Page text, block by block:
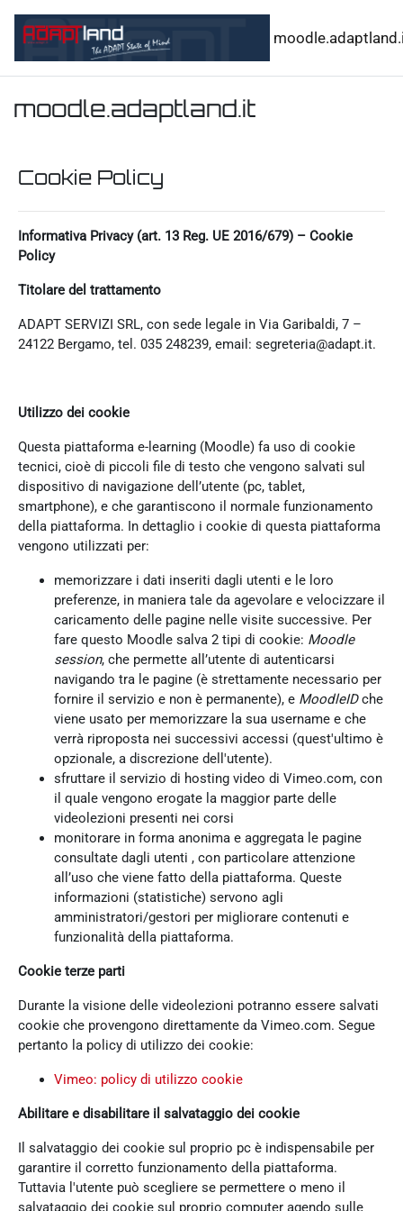
moodle.adaptland.it
Cookie Policy
Informativa Privacy (art. 13 Reg. UE 2016/679) – Cookie
Policy
Titolare del trattamento
ADAPT SERVIZI SRL, con sede legale in Via Garibaldi, 7 –
24122 Bergamo, tel. 035 248239, email: segreteria@adapt.it.
Utilizzo dei cookie
Questa piattaforma e-learning (Moodle) fa uso di cookie
tecnici, cioè di piccoli file di testo che vengono salvati sul
dispositivo di navigazione dell’utente (pc, tablet,
smartphone), e che garantiscono il normale funzionamento
della piattaforma. In dettaglio i cookie di questa piattaforma
vengono utilizzati per:
memorizzare i dati inseriti dagli utenti e le loro
preferenze, in maniera tale da agevolare e velocizzare il
caricamento delle pagine nelle visite successive. Per
fare questo Moodle salva 2 tipi di cookie: Moodle
session, che permette all’utente di autenticarsi
navigando tra le pagine (è strettamente necessario per
fornire il servizio e non è permanente), e MoodleIDche
viene usato per memorizzare la sua username e che
verrà riproposta nei successivi accessi (quest'ultimo è
opzionale, a discrezione dell'utente).
sfruttare il servizio di hosting video di Vimeo.com, con
il quale vengono erogate la maggior parte delle
videolezioni presenti nei corsi
monitorare in forma anonima e aggregata le pagine
consultate dagli utenti , con particolare attenzione
all’uso che viene fatto della piattaforma. Queste
informazioni (statistiche) servono agli
amministratori/gestori per migliorare contenuti e
funzionalità della piattaforma.
Cookie terze parti
Durante la visione delle videolezioni potranno essere salvati
cookie che provengono direttamente da Vimeo.com. Segue
pertanto la policy di utilizzo dei cookie:
Vimeo: policy di utilizzo cookie
Abilitare e disabilitare il salvataggio dei cookie
Il salvataggio dei cookie sul proprio pc è indispensabile per
garantire il corretto funzionamento della piattaforma.
Tuttavia l'utente può scegliere se permettere o meno il
salvataggio dei cookie sul proprio computer agendo sulle